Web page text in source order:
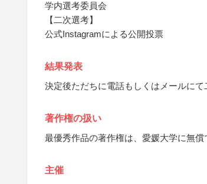
学内選考委員会
【二次選考】
公式Instagramによる公開投票
結果発表
決定後ただちに電話もしくはメールに
著作権の扱い
最優秀作品の著作権は、愛媛大学に無償
主催